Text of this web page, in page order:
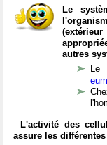
Le
autres
L'activité des
assure les